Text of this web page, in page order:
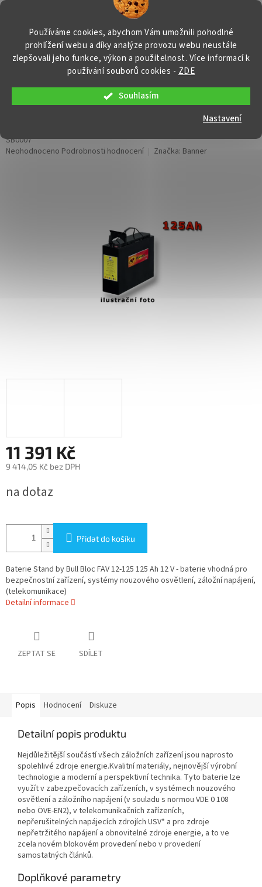
Používáme cookies, abychom Vám umožnili pohodlné
prohlížení webu a díky analýze provozu webu neustále
zlepšovali jeho funkce, výkon a použitelnost. Více informací k
používání souborů cookies - ZDE
Souhlasím
Nastavení
Přejít
KOŠÍK
Stand by Bull Bloc FAV 12-125,
SB0007
Průměrné
Neohodnoceno Podrobnosti hodnocení Značka: Banner
11 391 Kč
9 414,05 Kč bez DPH
cena:
na dotaz
Přidat do košíku
Baterie Stand by Bull Bloc FAV 12-125 125 Ah 12 V - baterie vhodná pro
bezpečnostní zařízení, systémy nouzového osvětlení, záložní napájení,
(telekomunikace)
Detailní informace
ZEPTAT SE SDÍLET
Popis Hodnocení Diskuze
Detailní popis produktu
Nejdůležitější součástí všech záložních zařízení jsou naprosto
spolehlivé zdroje energie.Kvalitní materiály, nejnovější výrobní
technologie a moderní a perspektivní technika. Tyto baterie lze
využít v zabezpečovacích zařízeních, v systémech nouzového
osvětlení a záložního napájení (v souladu s normou VDE 0 108
nebo ÖVE-EN2), v telekomunikačních zařízeních,
nepřerušitelných napájecích zdrojích USV* a pro zdroje
nepřetržitého napájení a obnovitelné zdroje energie, a to ve
zcela novém blokovém provedení nebo v provedení
samostatných článků.
Doplňkové parametry